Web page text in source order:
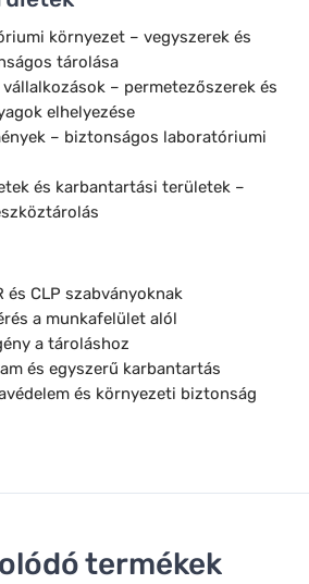
környezet – vegyszerek és
tárolása
– permetezőszerek és
elhelyezése
– biztonságos laboratóriumi
és karbantartási területek –
és CLP szabványoknak
a munkafelület alól
a tároláshoz
és egyszerű karbantartás
és környezeti biztonság
termékek